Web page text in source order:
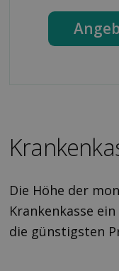
Die Höhe der
Krankenkasse
die günstigsten